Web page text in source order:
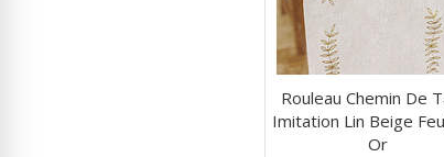
Rouleau Chemin De
Imitation Lin Beige
Or